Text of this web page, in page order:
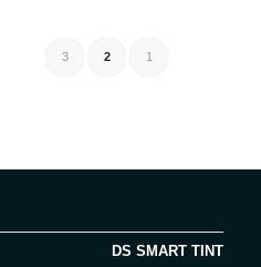
1
2
3
DS SMART TINT